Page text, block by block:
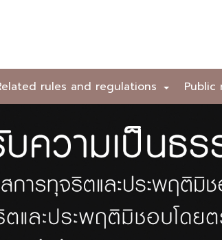
+
rules and regulations Public